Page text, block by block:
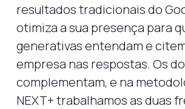
resultados tradicionais do
otimiza a sua presença para
generativas entendam e
empresa nas respostas. Os
complementam, e na
NEXT+ trabalhamos as duas